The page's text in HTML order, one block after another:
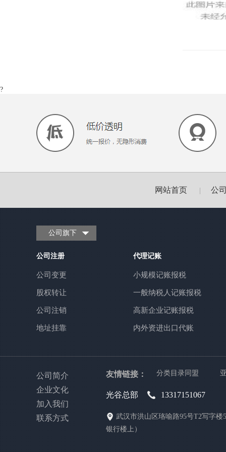
?
网站首页 | 公
公司旗下
公司注册
公司变更
股权转让
公司注销
地址挂靠
代理记账
小规模记账报税
一般纳税人记账报税
高新企业记账报税
内外资进出口代账
公司简介
企业文化
加入我们
联系方式
友情链接： 分类目录同盟
光谷总部 13317151067
武汉市洪山区珞喻路95号T2写字楼
银行楼上）